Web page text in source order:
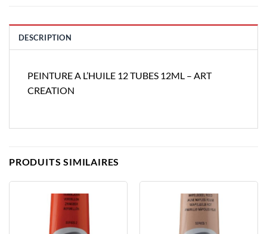
DESCRIPTION
PEINTURE A L’HUILE 12 TUBES 12ML – ART
CREATION
PRODUITS SIMILAIRES